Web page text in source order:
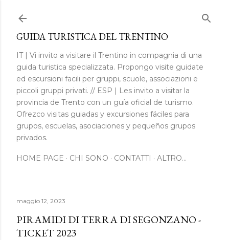
GUIDA TURISTICA DEL TRENTINO
IT | Vi invito a visitare il Trentino in compagnia di una
guida turistica specializzata. Propongo visite guidate
ed escursioni facili per gruppi, scuole, associazioni e
piccoli gruppi privati. // ESP | Les invito a visitar la
provincia de Trento con un guía oficial de turismo.
Ofrezco visitas guiadas y excursiones fáciles para
grupos, escuelas, asociaciones y pequeños grupos
privados.
HOME PAGE CHI SONO CONTATTI ALTRO…
maggio 12, 2023
PIRAMIDI DI TERRA DI SEGONZANO -
TICKET 2023